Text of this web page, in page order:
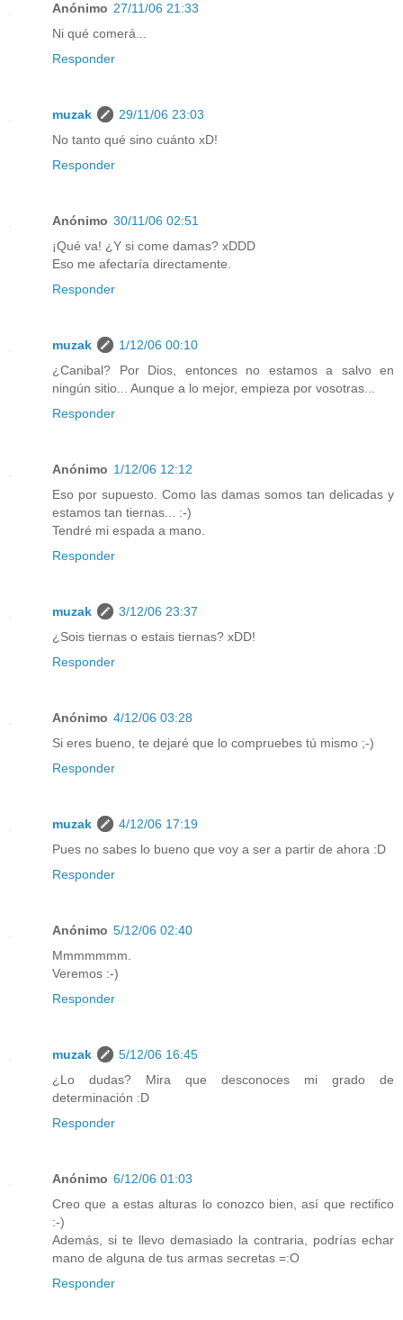
Anónimo 27/11/06 21:33
Ni qué comerá...
Responder
muzak
29/11/06 23:03
No tanto qué sino cuánto xD!
Responder
Anónimo 30/11/06 02:51
¡Qué va! ¿Y si come damas? xDDD
Eso me afectaría directamente.
Responder
muzak
1/12/06 00:10
¿Canibal? Por Dios, entonces no estamos a salvo en
ningún sitio... Aunque a lo mejor, empieza por vosotras...
Responder
Anónimo 1/12/06 12:12
Eso por supuesto. Como las damas somos tan delicadas y
estamos tan tiernas... :-)
Tendré mi espada a mano.
Responder
muzak
3/12/06 23:37
¿Sois tiernas o estais tiernas? xDD!
Responder
Anónimo 4/12/06 03:28
Si eres bueno, te dejaré que lo compruebes tú mismo ;-)
Responder
muzak
4/12/06 17:19
Pues no sabes lo bueno que voy a ser a partir de ahora :D
Responder
Anónimo 5/12/06 02:40
Mmmmmmm.
Veremos :-)
Responder
muzak
5/12/06 16:45
¿Lo dudas? Mira que desconoces mi grado de
determinación :D
Responder
Anónimo 6/12/06 01:03
Creo que a estas alturas lo conozco bien, así que rectifico
:-)
Además, si te llevo demasiado la contraria, podrías echar
mano de alguna de tus armas secretas =:O
Responder